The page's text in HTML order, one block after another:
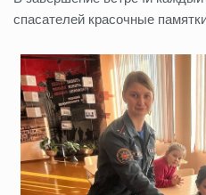
спасателей красочные